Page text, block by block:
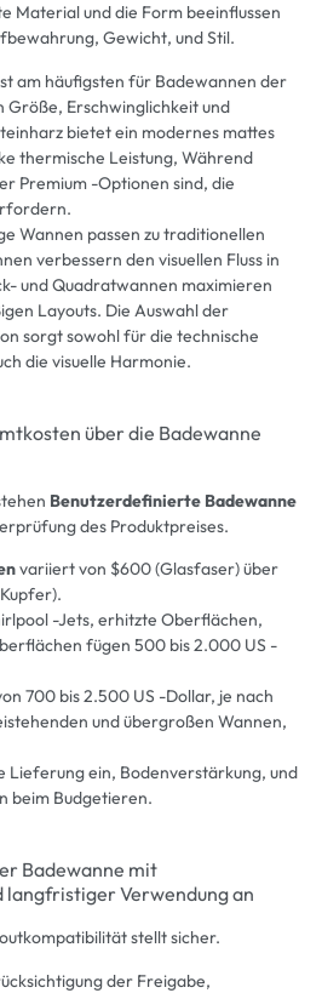
Material und die Form beeinflussen
Gewicht, und Stil.
am häufigsten für Badewannen der
Erschwinglichkeit und
bietet ein modernes mattes
thermische Leistung, Während
Premium -Optionen sind, die
Wannen passen zu traditionellen
verbessern den visuellen Fluss in
und Quadratwannen maximieren
Layouts. Die Auswahl der
sorgt sowohl für die technische
die visuelle Harmonie.
über die Badewanne
Benutzerdefinierte Badewanne
des Produktpreises.
variiert von $600 (Glasfaser) über
-Jets, erhitzte Oberflächen,
fügen 500 bis 2.000 US -
700 bis 2.500 US -Dollar, je nach
und übergroßen Wannen,
Lieferung ein, Bodenverstärkung, und
beim Budgetieren.
Badewanne mit
langfristiger Verwendung an
stellt sicher.
der Freigabe,